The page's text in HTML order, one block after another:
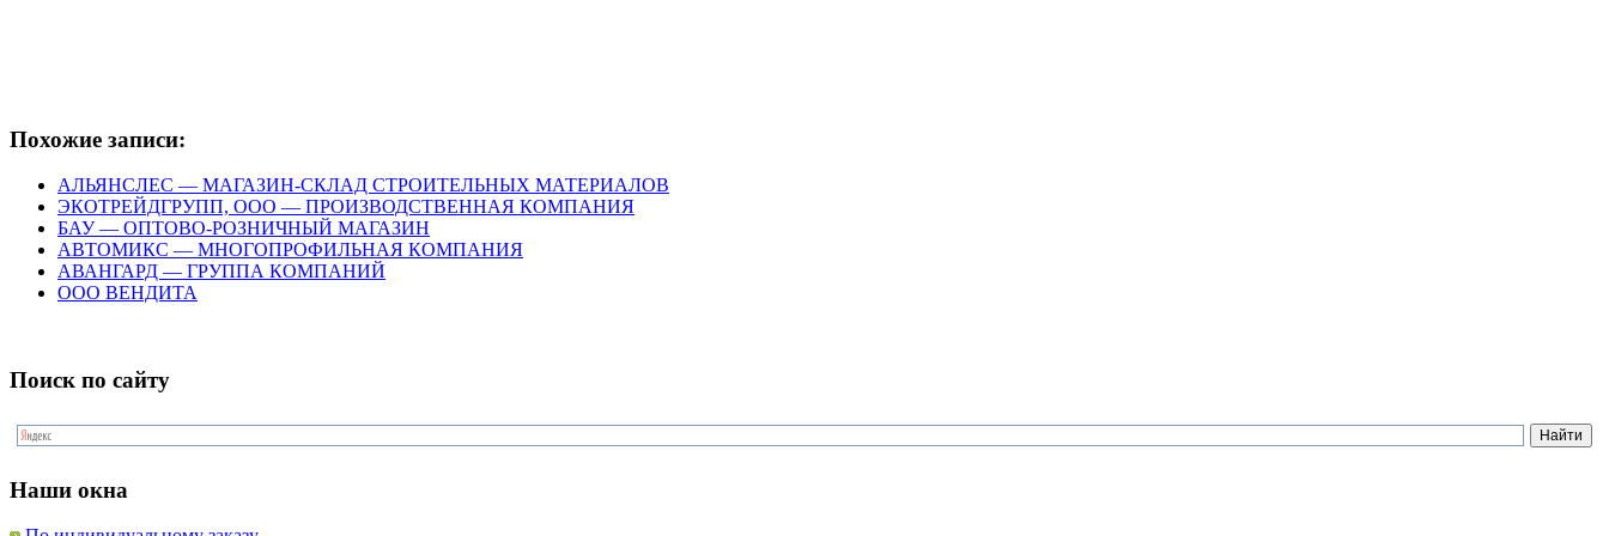
Похожие записи:
АЛЬЯНСЛЕС — МАГАЗИН-СКЛАД СТРОИТЕЛЬНЫХ МАТЕРИАЛОВ
ЭКОТРЕЙДГРУПП, ООО — ПРОИЗВОДСТВЕННАЯ КОМПАНИЯ
БАУ — ОПТОВО-РОЗНИЧНЫЙ МАГАЗИН
АВТОМИКС — МНОГОПРОФИЛЬНАЯ КОМПАНИЯ
АВАНГАРД — ГРУППА КОМПАНИЙ
ООО ВЕНДИТА
Поиск по сайту
Наши окна